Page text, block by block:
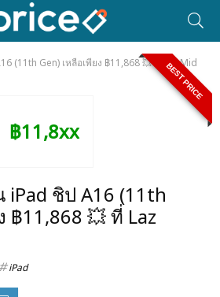
(11th Gen) เหลือเพียง ฿11,868 💥 ที่ Laz Mid
BEST PRICE
฿11,8xx
iPad ชิป A16 (11th
฿11,868 💥 ที่ Laz
iPad